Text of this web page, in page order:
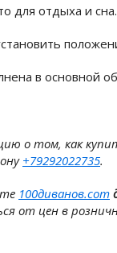
для отдыха и сна.
в основной
о том, как
+79292022735.
100диванов.com
от цен в